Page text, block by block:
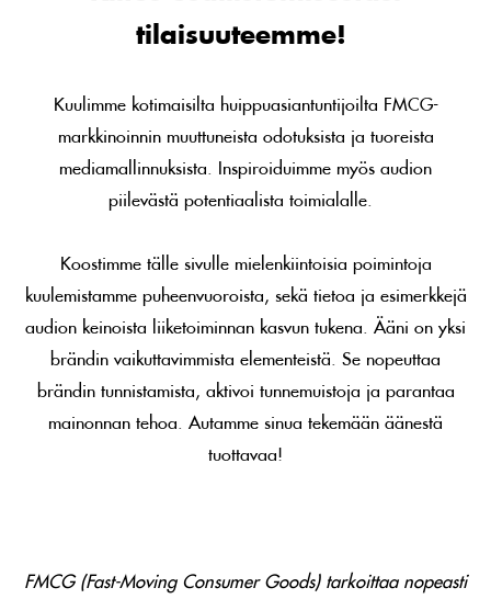
tilaisuuteemme!
Kuulimme kotimaisilta huippuasiantuntijoilta FMCG-
markkinoinnin muuttuneista odotuksista ja tuoreista
mediamallinnuksista. Inspiroiduimme myös audion
piilevästä potentiaalista toimialalle.
Koostimme tälle sivulle mielenkiintoisia poimintoja
kuulemistamme puheenvuoroista, sekä tietoa ja esimerkkejä
audion keinoista liiketoiminnan kasvun tukena. Ääni on yksi
brändin vaikuttavimmista elementeistä. Se nopeuttaa
brändin tunnistamista, aktivoi tunnemuistoja ja parantaa
mainonnan tehoa. Autamme sinua tekemään äänestä
tuottavaa!
FMCG (Fast-Moving Consumer Goods) tarkoittaa nopeasti